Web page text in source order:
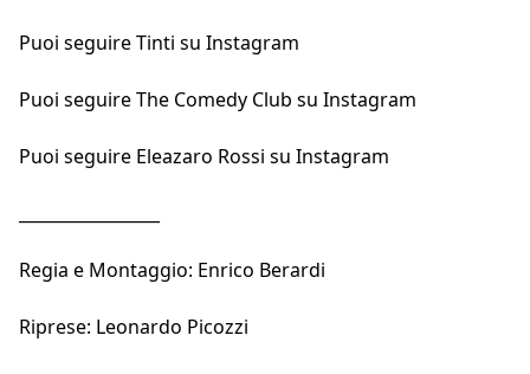
Puoi seguireTinti su Instagram
Puoi seguireThe Comedy Club su Instagram
Puoi seguire Eleazaro Rossi su Instagram
Regia e Montaggio: Enrico Berardi
Riprese: Leonardo Picozzi